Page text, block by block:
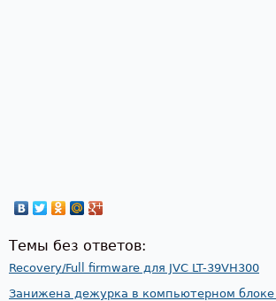
Темы без ответов:
Recovery/Full firmware для JVC LT-39VH300
Занижена дежурка в компьютерном блоке